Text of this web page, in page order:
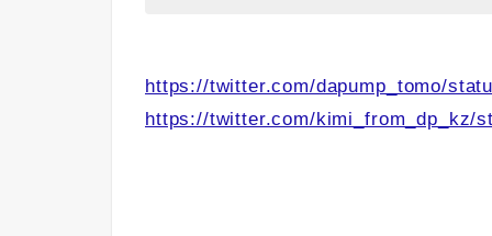
https://twitter.com/dapump_tomo/
https://twitter.com/kimi_from_dp_kz/